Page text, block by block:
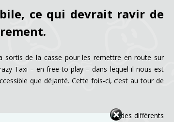
ce qui devrait ravir de
sortis de la casse pour les remettre en route sur
Taxi – en free-to-play – dans lequel il nous est
que déjanté. Cette fois-ci, c’est au tour de
de taxis en prenant le contrôle des différents